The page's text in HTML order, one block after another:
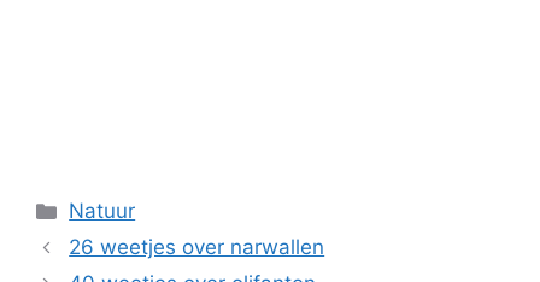
Categorieën
Natuur
26 weetjes over narwallen